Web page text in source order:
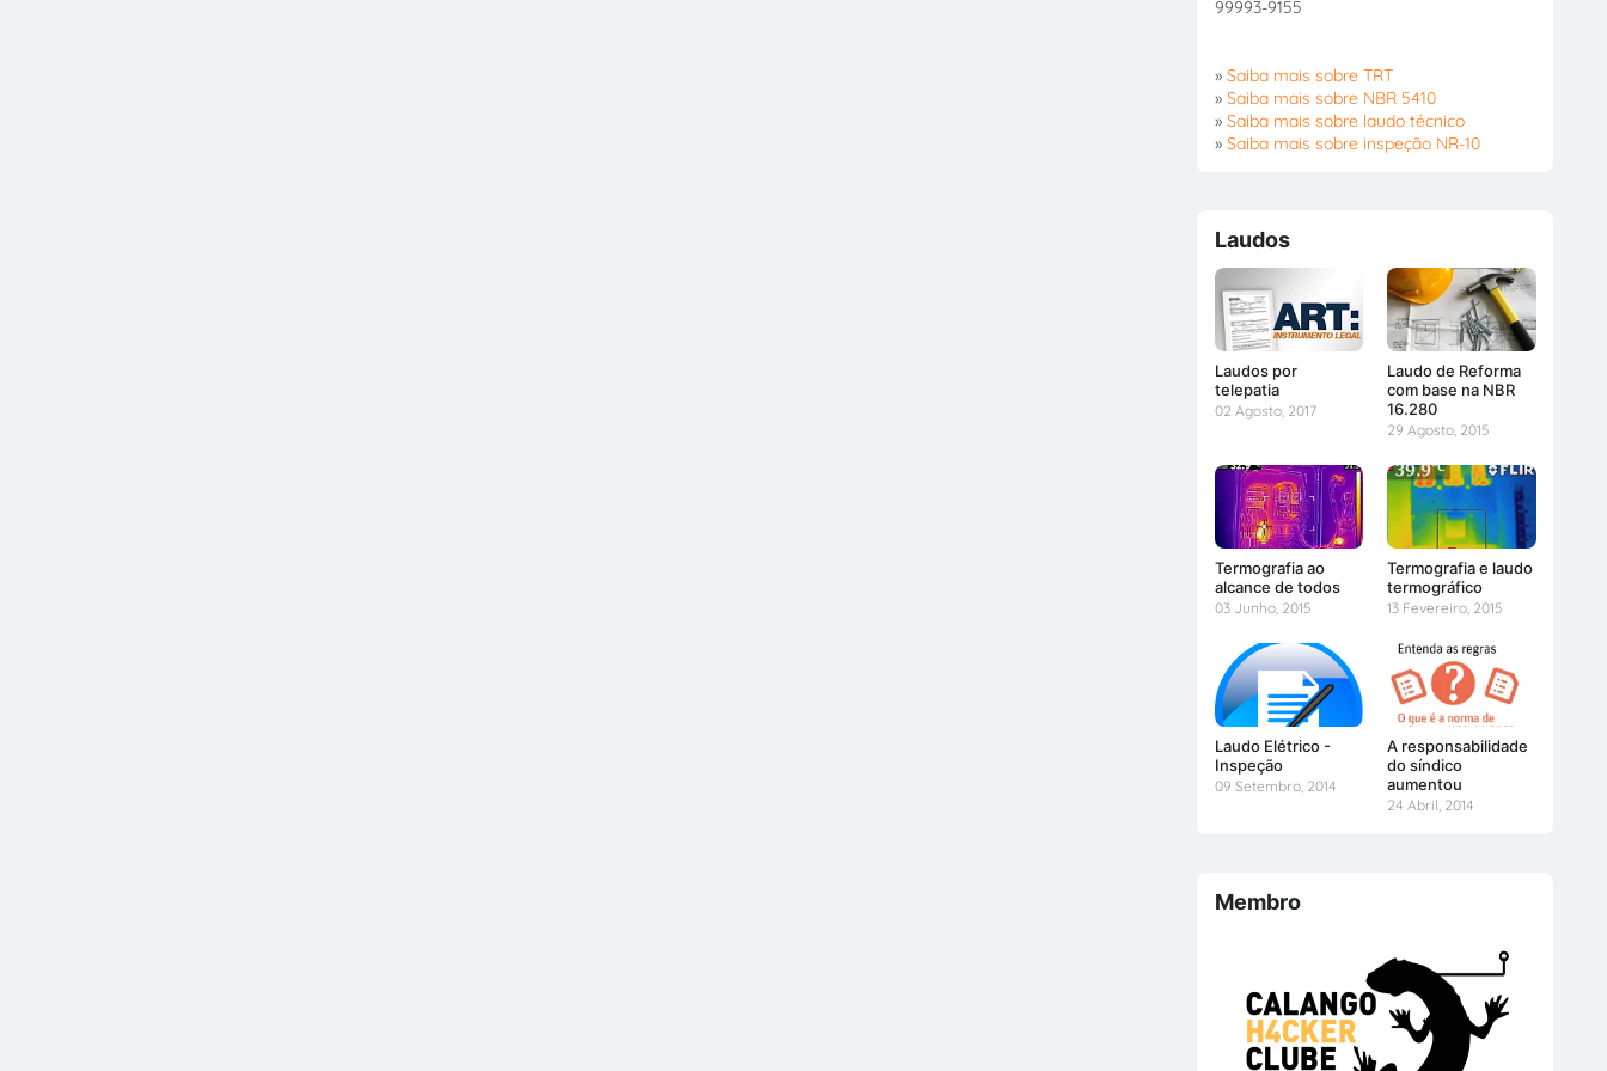
99993-9155
» Saiba mais sobre TRT
» Saiba mais sobre NBR 5410
» Saiba mais sobre laudo técnico
» Saiba mais sobre inspeção NR-10
Laudos
Laudos por
telepatia
02 Agosto, 2017
Laudo de Reforma
com base na NBR
16.280
29 Agosto, 2015
Termografia ao
alcance de todos
03 Junho, 2015
Termografia e laudo
termográfico
13 Fevereiro, 2015
Laudo Elétrico -
Inspeção
09 Setembro, 2014
A responsabilidade
do síndico
aumentou
24 Abril, 2014
Membro